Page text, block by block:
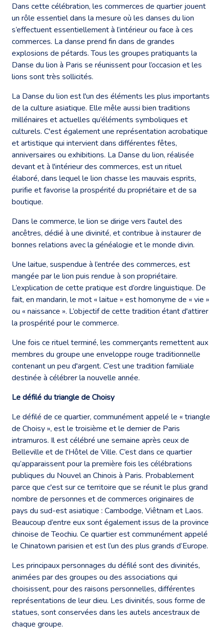
Dans cette célébration, les commerces de quartier jouent
un rôle essentiel dans la mesure où les danses du lion
s’effectuent essentiellement à l’intérieur ou face à ces
commerces. La danse prend fin dans de grandes
explosions de pétards. Tous les groupes pratiquants la
Danse du lion à Paris se réunissent pour l’occasion et les
lions sont très sollicités.
La Danse du lion est l'un des éléments les plus importants
de la culture asiatique. Elle mêle aussi bien traditions
millénaires et actuelles qu’éléments symboliques et
culturels. C'est également une représentation acrobatique
et artistique qui intervient dans différentes fêtes,
anniversaires ou exhibitions. La Danse du lion, réalisée
devant et à l'intérieur des commerces, est un rituel
élaboré, dans lequel le lion chasse les mauvais esprits,
purifie et favorise la prospérité du propriétaire et de sa
boutique.
Dans le commerce, le lion se dirige vers l'autel des
ancêtres, dédié à une divinité, et contribue à instaurer de
bonnes relations avec la généalogie et le monde divin.
Une laitue, suspendue à l’entrée des commerces, est
mangée par le lion puis rendue à son propriétaire.
L’explication de cette pratique est d’ordre linguistique. De
fait, en mandarin, le mot « laitue » est homonyme de « vie »
ou « naissance ». L’objectif de cette tradition étant d'attirer
la prospérité pour le commerce.
Une fois ce rituel terminé, les commerçants remettent aux
membres du groupe une enveloppe rouge traditionnelle
contenant un peu d'argent. C’est une tradition familiale
destinée à célébrer la nouvelle année.
Le défilé du triangle de Choisy
Le défilé de ce quartier, communément appelé le « triangle
de Choisy », est le troisième et le dernier de Paris
intramuros. Il est célébré une semaine après ceux de
Belleville et de l'Hôtel de Ville. C’est dans ce quartier
qu’apparaissent pour la première fois les célébrations
publiques du Nouvel an Chinois à Paris. Probablement
parce que c'est sur ce territoire que se réunit le plus grand
nombre de personnes et de commerces originaires de
pays du sud-est asiatique : Cambodge, Viêtnam et Laos.
Beaucoup d’entre eux sont également issus de la province
chinoise de Teochiu. Ce quartier est communément appelé
le Chinatown parisien et est l’un des plus grands d’Europe.
Les principaux personnages du défilé sont des divinités,
animées par des groupes ou des associations qui
choisissent, pour des raisons personnelles, différentes
représentations de leur dieu. Les divinités, sous forme de
statues, sont conservées dans les autels ancestraux de
chaque groupe.